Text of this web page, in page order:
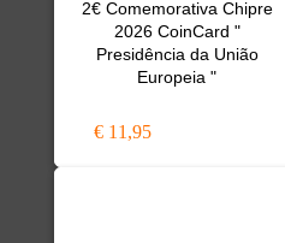
2€ Comemorativa Chipre
2026 CoinCard "
Presidência da União
Europeia "
€ 11,95